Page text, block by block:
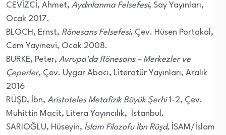
CEVİZCİ, Ahmet, Aydınlanma Felsefesi, Say Yayınları,
Ocak 2017.
BLOCH, Ernst, Rönesans Felsefesi, Çev. Hüsen Portakal,
Cem Yayınevi, Ocak 2008.
BURKE, Peter, Avrupa’da Rönesans – Merkezler ve
Çeperler, Çev. Uygar Abacı, Literatür Yayınları, Aralık
2016
RÜŞD, İbn, Aristoteles Metafizik Büyük Şerhi1-2, Çev.
Muhittin Macit, Litera Yayıncılık, İstanbul.
SARIOĞLU, Hüseyin, İslam Filozofu İbn Rüşd, İSAM/İslam